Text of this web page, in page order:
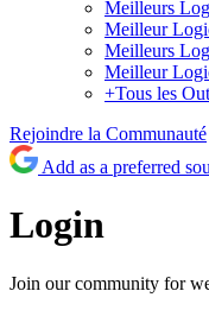
Meilleurs
Meilleur
Meilleurs
Meilleur
+Tous les
Rejoindre la Communauté
Add as a preferred
Login
Join our community for